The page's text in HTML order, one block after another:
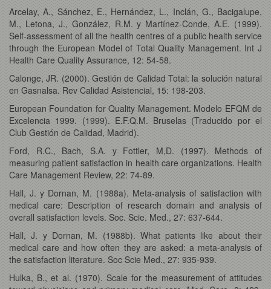
Arcelay, A., Sánchez, E., Hernández, L., Inclán, G., Bacigalupe,
M., Letona, J., González, R.M. y Martínez-Conde, A.E. (1999).
Self-assessment of all the health centres of a public health service
through the European Model of Total Quality Management. Int J
Health Care Quality Assurance, 12: 54-58.
Calonge, JR. (2000). Gestión de Calidad Total: la solución natural
en Gasnalsa. Rev Calidad Asistencial, 15: 198-203.
European Foundation for Quality Management. Modelo EFQM de
Excelencia 1999. (1999). E.F.Q.M. Bruselas (Traducido por el
Club Gestión de Calidad, Madrid).
Ford, R.C., Bach, S.A. y Fottler, M,D. (1997). Methods of
measuring patient satisfaction in health care organizations. Health
Care Management Review, 22: 74-89.
Hall, J. y Dornan, M. (1988a). Meta-analysis of satisfaction with
medical care: Description of research domain and analysis of
overall satisfaction levels. Soc. Scie. Med., 27: 637-644.
Hall, J. y Dornan, M. (1988b). What patients like about their
medical care and how often they are asked: a meta-analysis of
the satisfaction literature. Soc Scie Med., 27: 935-939.
Hulka, B., et al. (1970). Scale for the measurement of attitudes